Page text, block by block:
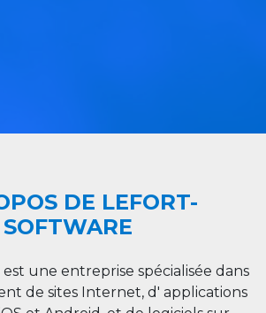
DE LEFORT-
SOFTWARE
une entreprise spécialisée dans
de sites Internet, d' applications